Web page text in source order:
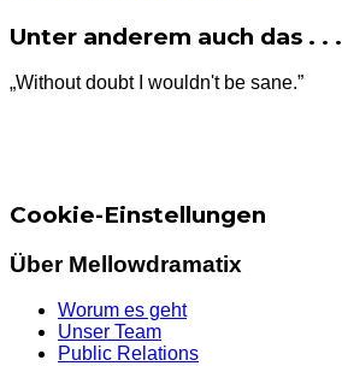
Unter anderem auch das . . .
„Without doubt I wouldn't be sane.”
Cookie-Einstellungen
Über Mellowdramatix
Worum es geht
Unser Team
Public Relations